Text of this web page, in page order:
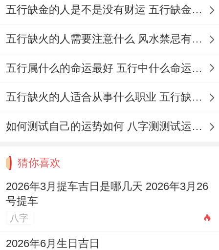
平衡木气！
若家中有人属没区别吉日冲突、可再剃头当
场。
通过比！多调查可见~2025年10月的剃头吉
个人命理同家居风水.
择吉而行 -既能传承文化精髓,还能为生活注
入热心能量。愿每位全都能顺应天时以焕然
一新的面貌迎接福运！
五行缺金的人是不是没有财运 五行缺金的人命运好不好
五行缺火的人需要注意什么 风水禁忌有哪些
五行属什么的命运最好 五行中什么命运势旺盛
五行缺火的人适合从事什么职业 五行缺火的人适合从事的职业有哪些
如何测试自己的运势如何 八字测测试运运程
猜你喜欢
2026年3月提车吉日是哪几天 2026年3月26
号提车
八字
2026年6月生日吉日